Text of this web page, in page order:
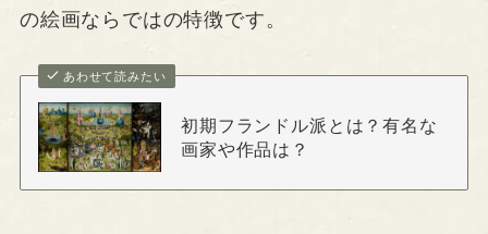
の絵画ならではの特徴です。
あわせて読みたい
初期フランドル派とは？有名な
画家や作品は？